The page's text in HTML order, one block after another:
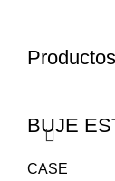
BUJE
CASE